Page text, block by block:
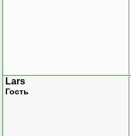
Lars
Гость